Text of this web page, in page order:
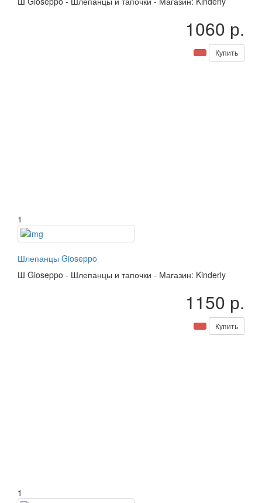
1060 р.
Купить
1
Шлепанцы Gioseppo
Ш Gioseppo - Шлепанцы и тапочки - Магазин: Kinderly
1150 р.
Купить
1